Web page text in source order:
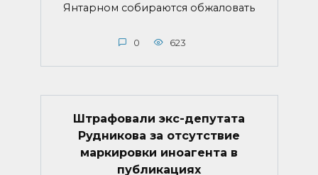
Янтарном собираются обжаловать
0 623
Штрафовали экс-депутата
Рудникова за отсутствие
маркировки иноагента в
публикациях